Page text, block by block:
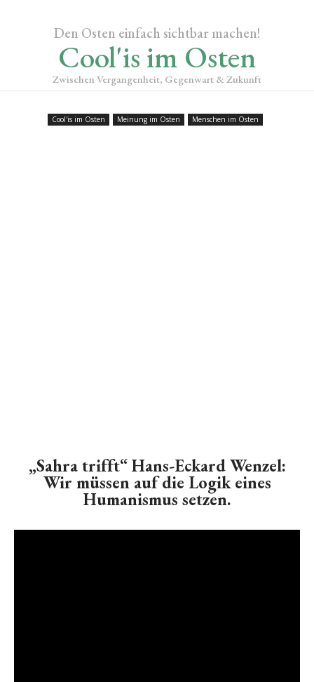
Den Osten einfach sichtbar machen!
Cool'is im Osten
Zwischen Vergangenheit, Gegenwart & Zukunft
Cool'is im Osten Meinung im Osten Menschen im Osten
„Sahra trifft“ Hans-Eckard Wenzel:
Wir müssen auf die Logik eines
Humanismus setzen.